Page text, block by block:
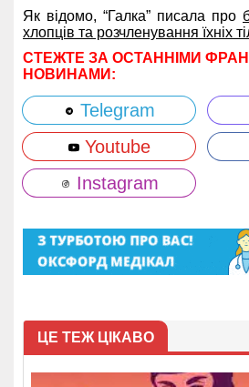
Як відомо, “Галка” писала про
хлопців та розчленування їхніх
СТЕЖТЕ ЗА ОСТАННІМИ
НОВИНАМИ:
Telegram
Youtube
Instagram
ЦЕ ТЕЖ ЦІКАВО